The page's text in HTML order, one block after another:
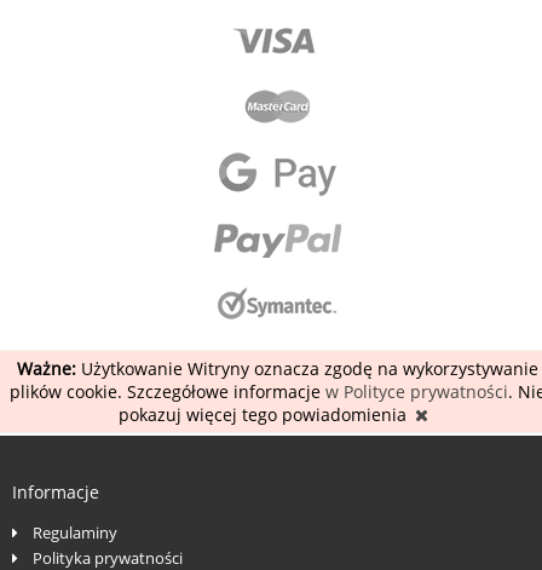
Ważne:Użytkowanie Witryny oznacza zgodę na wykorzystywanie
plików cookie. Szczegółowe informacje w Polityce prywatności.
pokazuj więcej tego powiadomienia
Informacje
Regulaminy
Polityka prywatności